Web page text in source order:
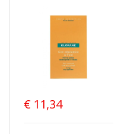
€ 11,34